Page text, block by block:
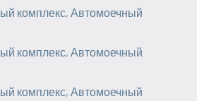
комплекс, Автомоечный
комплекс, Автомоечный
комплекс, Автомоечный